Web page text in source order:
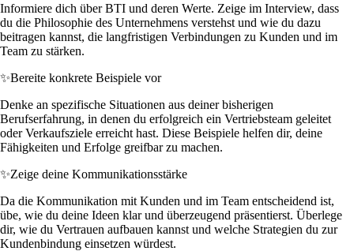
Informiere dich über BTI und deren Werte. Zeige im Interview, dass
du die Philosophie des Unternehmens verstehst und wie du dazu
beitragen kannst, die langfristigen Verbindungen zu Kunden und im
Team zu stärken.
✨Bereite konkrete Beispiele vor
Denke an spezifische Situationen aus deiner bisherigen
Berufserfahrung, in denen du erfolgreich ein Vertriebsteam geleitet
oder Verkaufsziele erreicht hast. Diese Beispiele helfen dir, deine
Fähigkeiten und Erfolge greifbar zu machen.
✨Zeige deine Kommunikationsstärke
Da die Kommunikation mit Kunden und im Team entscheidend ist,
übe, wie du deine Ideen klar und überzeugend präsentierst. Überlege
dir, wie du Vertrauen aufbauen kannst und welche Strategien du zur
Kundenbindung einsetzen würdest.